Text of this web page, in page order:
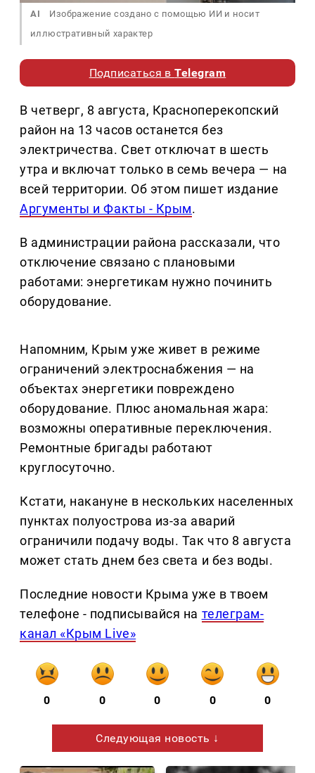
AI
Изображение создано с помощью ИИ и носит
иллюстративный характер
Подписаться вTelegram
В четверг, 8 августа, Красноперекопский
район на 13 часов останется без
электричества. Свет отключат в шесть
утра и включат только в семь вечера — на
всей территории. Об этом пишет издание
Аргументы и Факты - Крым.
В администрации района рассказали, что
отключение связано с плановыми
работами: энергетикам нужно починить
оборудование.
Напомним, Крым уже живет в режиме
ограничений электроснабжения — на
объектах энергетики повреждено
оборудование. Плюс аномальная жара:
возможны оперативные переключения.
Ремонтные бригады работают
круглосуточно.
Кстати, накануне в нескольких населенных
пунктах полуострова из-за аварий
ограничили подачу воды. Так что 8 августа
может стать днем без света и без воды.
Последние новости Крыма уже в твоем
телефоне - подписывайся на телеграм-
канал «Крым Live»
0 0 0 0 0
Следующая новость ↓